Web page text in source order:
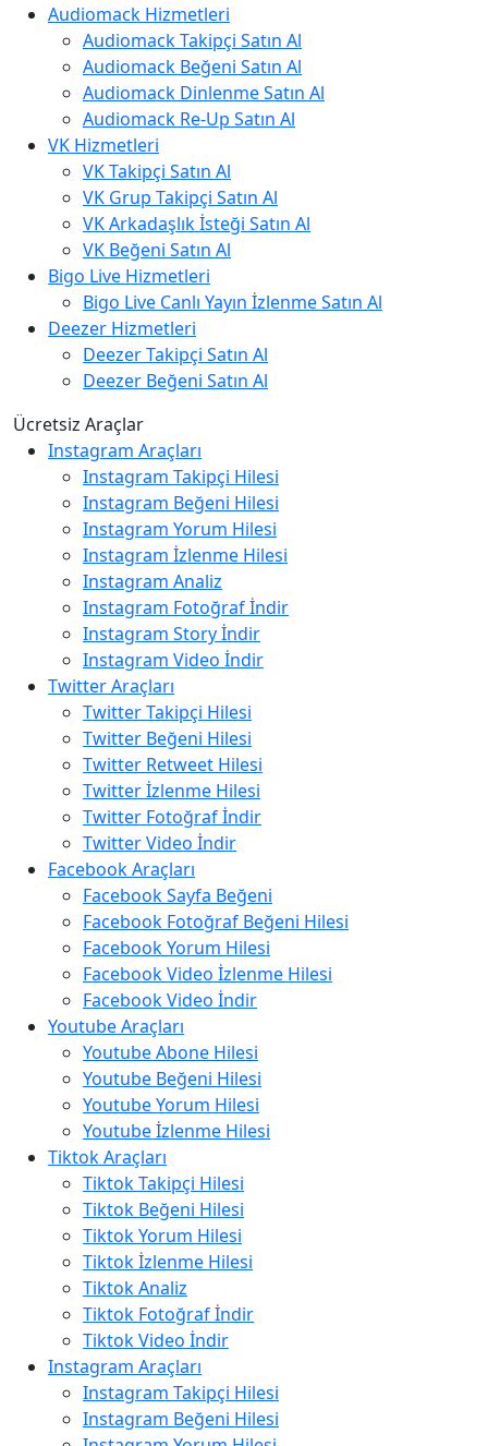
Audiomack Hizmetleri
Audiomack Takipçi Satın Al
Audiomack Beğeni Satın Al
Audiomack Dinlenme Satın Al
Audiomack Re-Up Satın Al
VK Hizmetleri
VK Takipçi Satın Al
VK Grup Takipçi Satın Al
VK Arkadaşlık İsteği Satın Al
VK Beğeni Satın Al
Bigo Live Hizmetleri
Bigo Live Canlı Yayın İzlenme Satın Al
Deezer Hizmetleri
Deezer Takipçi Satın Al
Deezer Beğeni Satın Al
Ücretsiz Araçlar
Instagram Araçları
Instagram Takipçi Hilesi
Instagram Beğeni Hilesi
Instagram Yorum Hilesi
Instagram İzlenme Hilesi
Instagram Analiz
Instagram Fotoğraf İndir
Instagram Story İndir
Instagram Video İndir
Twitter Araçları
Twitter Takipçi Hilesi
Twitter Beğeni Hilesi
Twitter Retweet Hilesi
Twitter İzlenme Hilesi
Twitter Fotoğraf İndir
Twitter Video İndir
Facebook Araçları
Facebook Sayfa Beğeni
Facebook Fotoğraf Beğeni Hilesi
Facebook Yorum Hilesi
Facebook Video İzlenme Hilesi
Facebook Video İndir
Youtube Araçları
Youtube Abone Hilesi
Youtube Beğeni Hilesi
Youtube Yorum Hilesi
Youtube İzlenme Hilesi
Tiktok Araçları
Tiktok Takipçi Hilesi
Tiktok Beğeni Hilesi
Tiktok Yorum Hilesi
Tiktok İzlenme Hilesi
Tiktok Analiz
Tiktok Fotoğraf İndir
Tiktok Video İndir
Instagram Araçları
Instagram Takipçi Hilesi
Instagram Beğeni Hilesi